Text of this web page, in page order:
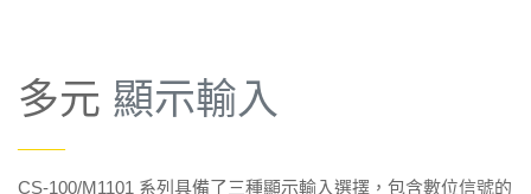
多元 顯示輸入
——
CS-100/M1101 系列具備了三種顯示輸入選擇，包含數位信號的